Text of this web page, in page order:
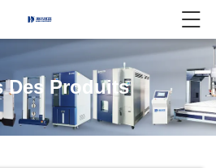
Des Produits